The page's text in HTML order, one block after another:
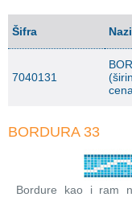
Šifra
7040131
BORDURA 33
Bordure kao i ram